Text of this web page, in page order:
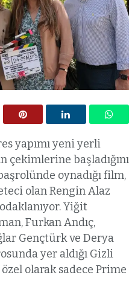
yapımı yeni yerli
çekimlerine başladığını
oynadığı film,
olan Rengin Alaz
Yiğit
Furkan Andıç,
Gençtürk ve Derya
yer aldığı Gizli
olarak sadece Prime